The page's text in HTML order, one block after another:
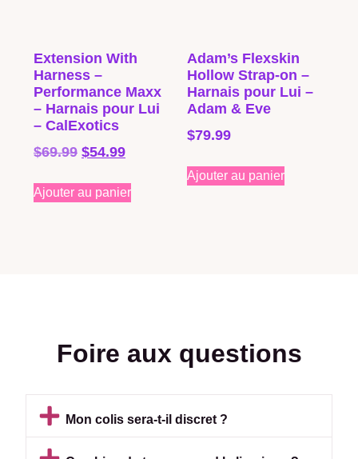
Extension With
Harness –
Performance Maxx
– Harnais pour Lui
– CalExotics
$69.99 $54.99
Ajouter au panier
Adam’s Flexskin
Hollow Strap-on –
Harnais pour Lui –
Adam & Eve
$79.99
Ajouter au panier
Foire aux questions
Mon colis sera-t-il discret ?